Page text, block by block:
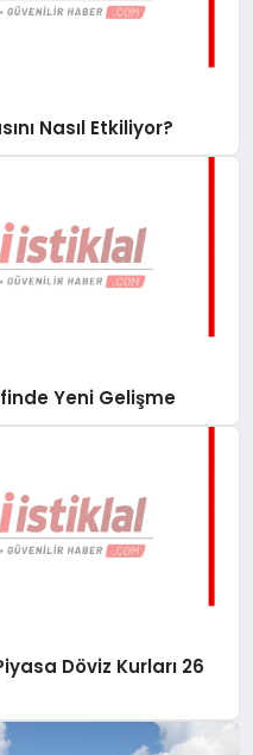
Nasıl Etkiliyor?
Yeni Gelişme
Döviz Kurları 26